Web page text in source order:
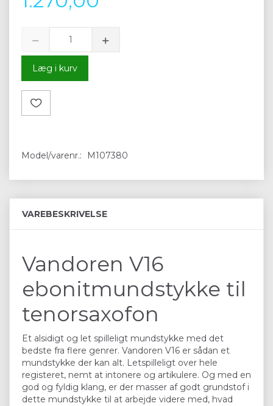
Læg i kurv
Model/varenr.: M107380
VAREBESKRIVELSE
Vandoren V16
ebonitmundstykke til
tenorsaxofon
Et alsidigt og let spilleligt mundstykke med det
bedste fra flere genrer. Vandoren V16 er sådan et
mundstykke der kan alt. Letspilleligt over hele
registeret, nemt at intonere og artikulere. Og med en
god og fyldig klang, er der masser af godt grundstof i
dette mundstykke til at arbejde videre med, hvad